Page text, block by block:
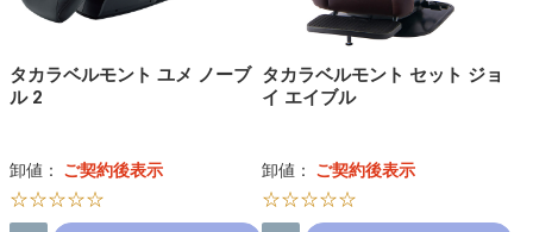
タカラベルモント ユメ ノーブ
ル 2
卸値： ご契約後表示
☆☆☆☆☆
タカラベルモント セット ジョ
イ エイブル
卸値： ご契約後表示
☆☆☆☆☆